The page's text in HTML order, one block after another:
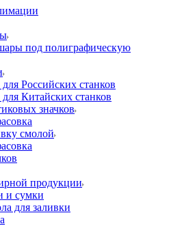
под полиграфическую
Российских станков
для Китайских станков
значков
смолой
продукции
и сумки
для заливки